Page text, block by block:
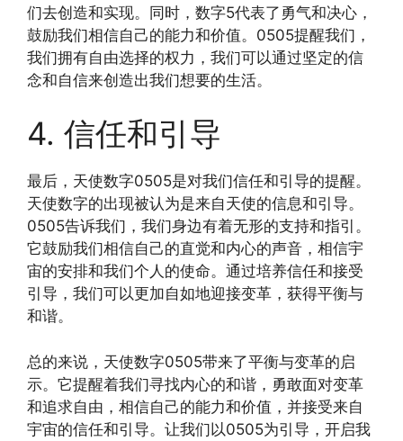
们去创造和实现。同时，数字5代表了勇气和决心，
鼓励我们相信自己的能力和价值。0505提醒我们，
我们拥有自由选择的权力，我们可以通过坚定的信
念和自信来创造出我们想要的生活。
4. 信任和引导
最后，天使数字0505是对我们信任和引导的提醒。
天使数字的出现被认为是来自天使的信息和引导。
0505告诉我们，我们身边有着无形的支持和指引。
它鼓励我们相信自己的直觉和内心的声音，相信宇
宙的安排和我们个人的使命。通过培养信任和接受
引导，我们可以更加自如地迎接变革，获得平衡与
和谐。
总的来说，天使数字0505带来了平衡与变革的启
示。它提醒着我们寻找内心的和谐，勇敢面对变革
和追求自由，相信自己的能力和价值，并接受来自
宇宙的信任和引导。让我们以0505为引导，开启我